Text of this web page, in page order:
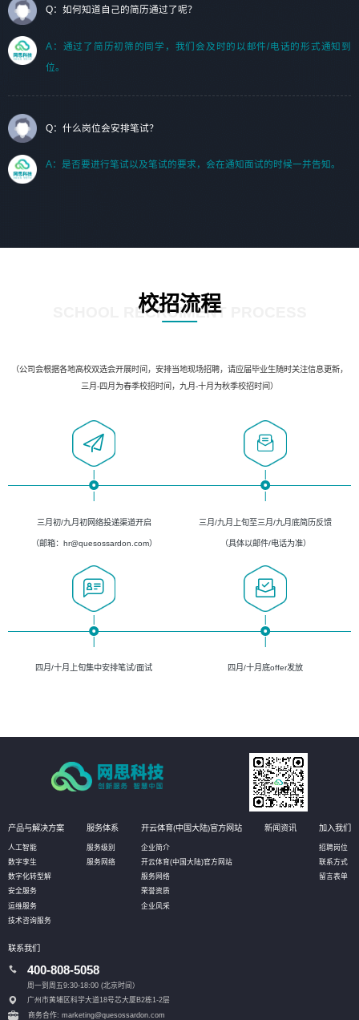
Q：如何知道自己的简历通过了呢？
A：通过了简历初筛的同学，我们会及时的以邮件/电话的形式通知到
位。
Q：什么岗位会安排笔试？
A：是否要进行笔试以及笔试的要求，会在通知面试的时候一并告知。
校招流程
SCHOOL RECRUIMENT PROCESS
（公司会根据各地高校双选会开展时间，安排当地现场招聘，请应届毕业生随时关注信息更新，
三月-四月为春季校招时间，九月-十月为秋季校招时间）
三月初/九月初网络投递渠道开启
（邮箱：hr@quesossardon.com）
三月/九月上旬至三月/九月底简历反馈
（具体以邮件/电话为准）
四月/十月上旬集中安排笔试/面试 四月/十月底offer发放
产品与解决方案
人工智能
数字孪生
数字化转型解
安全服务
运维服务
技术咨询服务
服务体系
服务级别
服务网络
开云体育(中国大陆)官方网站
企业简介
开云体育(中国大陆)官方网站
服务网络
荣誉资质
企业风采
新闻资讯 加入我们
招聘岗位
联系方式
留言表单
联系我们
400-808-5058
周一到周五9:30-18:00 (北京时间）
广州市黄埔区科学大道18号芯大厦B2栋1-2层
商务合作: marketing@quesossardon.com